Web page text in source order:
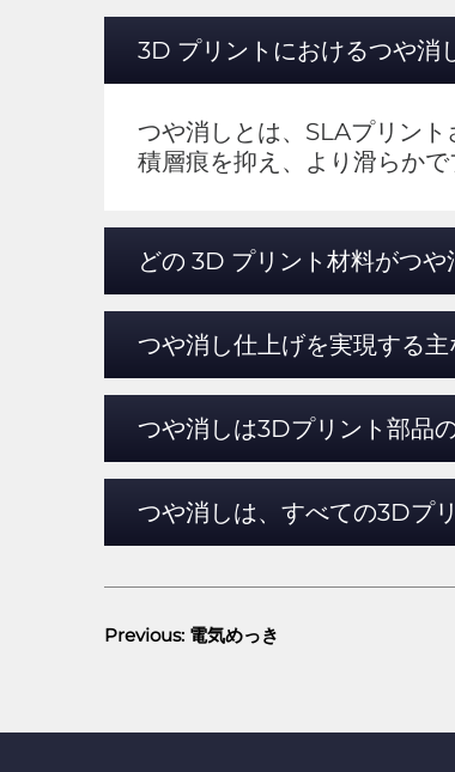
3D プリントにおけるつや消
つや消しとは、SLAプリン
積層痕を抑え、より滑らか
どの 3D プリント材料がつや
つや消し仕上げを実現する
つや消しは3Dプリント部品
つや消しは、すべての3Dプ
Previous: 電気めっき